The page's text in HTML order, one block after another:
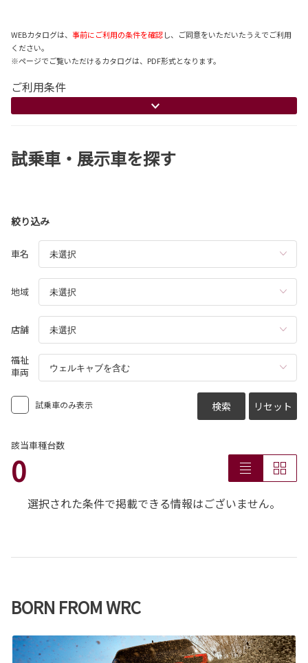
WEBカタログは、 事前にご利用の条件を確認し、ご同意をいただいたうえでご利用
ください。
※ページでご覧いただけるカタログは、PDF形式となります。
ご利用条件
試乗車・展示車を探す
絞り込み
車名
地域
店舗
福祉
車両
試乗車のみ表示 検索 リセット
該当車種台数
0
選択された条件で掲載できる情報はございません。
BORN FROM WRC